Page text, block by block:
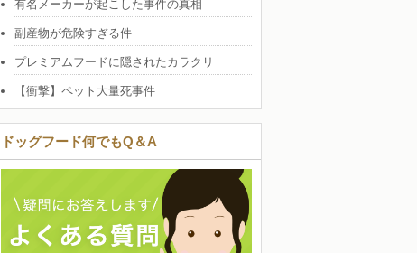
有名メーカーが起こした事件の真相
副産物が危険すぎる件
プレミアムフードに隠されたカラクリ
【衝撃】ペット大量死事件
ドッグフード何でもQ＆A